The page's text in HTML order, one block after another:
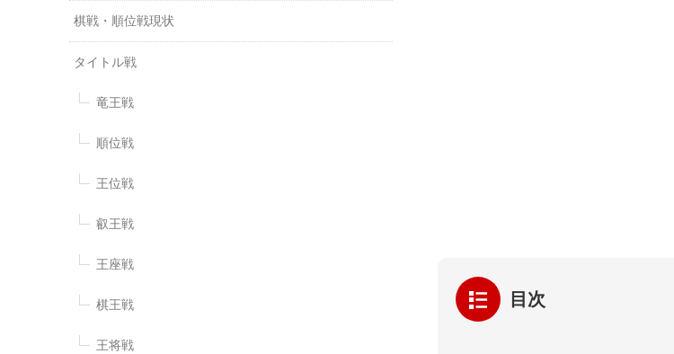
目次
棋戦・順位戦現状
タイトル戦
竜王戦
順位戦
王位戦
叡王戦
王座戦
棋王戦
王将戦